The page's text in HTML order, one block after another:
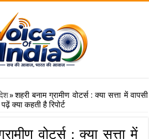
»शहरी बनाम ग्रामीण वोटर्स : क्या सत्ता में वापसी
क्या कहती है रिपोर्ट
वोटर्स : क्या सत्ता में